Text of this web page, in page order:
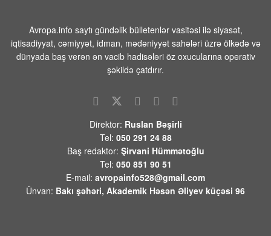
Prezident İlham Əliyevlə Donald Tramp
arasında telefon danışığı olub
Paşinyanın Bakıya zəngi və Mehrini “azad
08 AVQUST 2026 / 20:10 11
Devid Felsen:”ABŞ-Azərbaycan
münasibətlərində də yeni mərhələnin
başlanğıcını qoyduğu qənaətindədir”
08 AVQUST 2026 / 18:06 11
Avropa.info saytı gündəlik bülletenlər vasitəsi ilə siyasət,
iqtisadiyyat, cəmiyyət, idman, mədəniyyət sahələri üzrə ölkədə və
dünyada baş verən ən vacib hadisələri öz oxucularına operativ
şəkildə çatdırır.
Direktor: Ruslan Bəşirli
Tel: 050 291 24 88
Baş redaktor: Şirvani Hümmətoğlu
Tel: 050 851 90 51
E-mail: avropainfo528@gmail.com
Ünvan: Bakı şəhəri, Akademik Həsən Əliyev küçəsi 96